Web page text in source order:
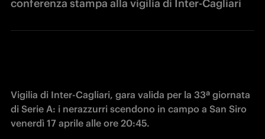
conferenza stampa alla vigilia di Inter-Cagliari
Vigilia di Inter-Cagliari, gara valida per la 33ª giornata
di Serie A: i nerazzurri scendono in campo a San Siro
venerdì 17 aprile alle ore 20:45.